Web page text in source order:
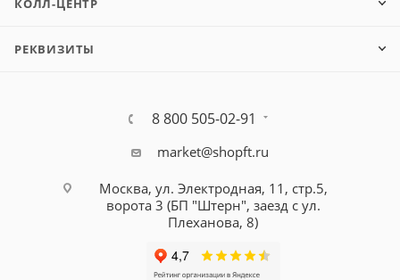
КОЛЛ-ЦЕНТР
РЕКВИЗИТЫ
8 800 505-02-91
market@shopft.ru
Москва, ул. Электродная, 11, стр.5,
ворота 3 (БП "Штерн", заезд с ул.
Плеханова, 8)